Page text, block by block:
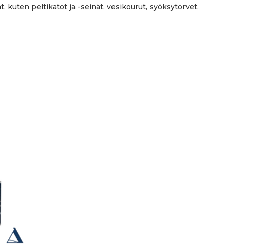
kuten peltikatot ja -seinät, vesikourut, syöksytorvet,